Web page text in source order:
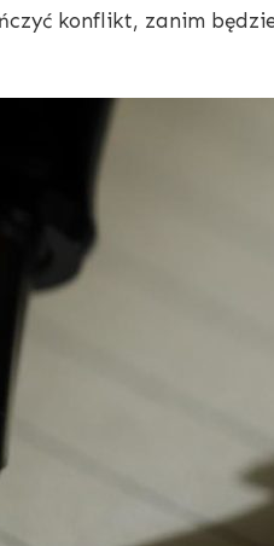
konflikt, zanim